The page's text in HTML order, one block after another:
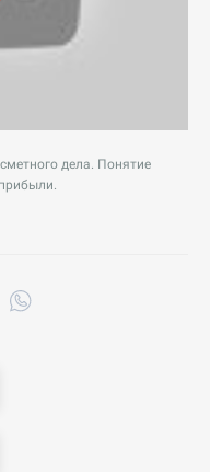
дела. Понятие